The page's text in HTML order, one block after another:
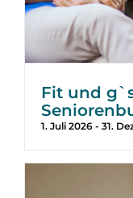
Fit und
1. Juli 2026 - 31.